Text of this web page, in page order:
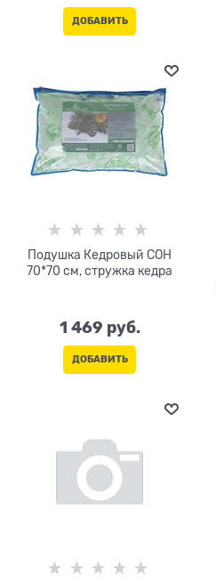
ДОБАВИТЬ
Подушка Кедровый СОН
70*70 см, стружка кедра
1 469 руб.
ДОБАВИТЬ